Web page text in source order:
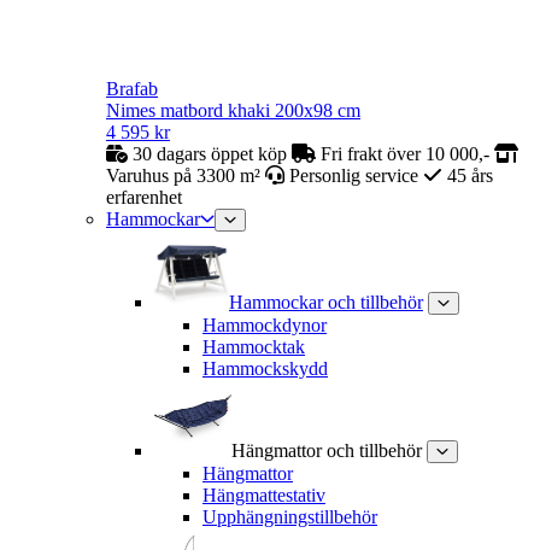
Brafab
Nimes matbord khaki 200x98 cm
4 595 kr
30 dagars öppet köp
Fri frakt över 10 000,-
Varuhus på 3300 m²
Personlig service
45 års
erfarenhet
Hammockar
Hammockar och tillbehör
Hammockdynor
Hammocktak
Hammockskydd
Hängmattor och tillbehör
Hängmattor
Hängmattestativ
Upphängningstillbehör